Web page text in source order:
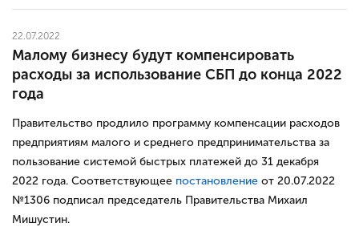
22.07.2022
Малому бизнесу будут компенсировать
расходы за использование СБП до конца 2022
года
Правительство продлило программу компенсации расходов
предприятиям малого и среднего предпринимательства за
пользование системой быстрых платежей до 31 декабря
2022 года. Соответствующее постановление от 20.07.2022
№1306 подписал председатель Правительства Михаил
Мишустин.